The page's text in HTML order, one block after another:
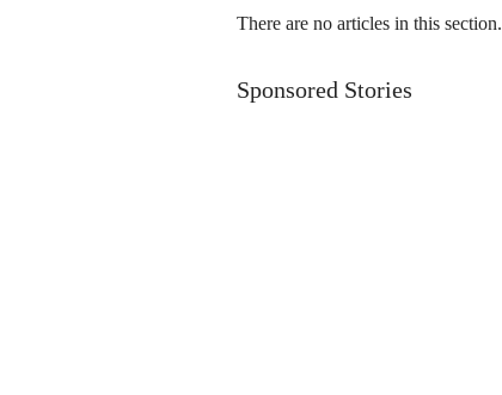
There are no articles in this section.
Sponsored Stories